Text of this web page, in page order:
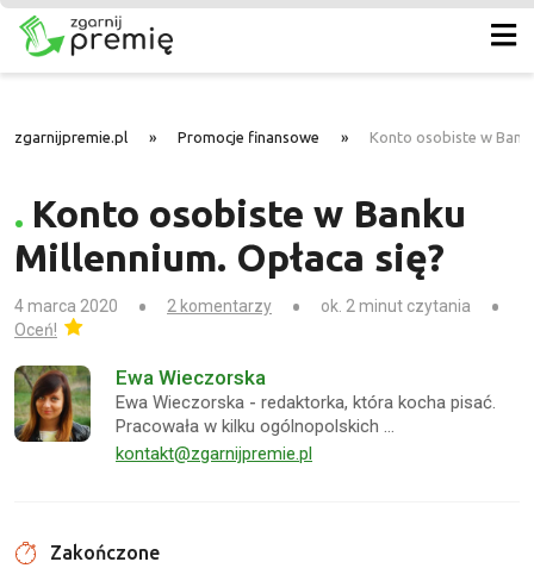
zgarnijpremie.pl » Promocje finansowe » Konto osobiste w
Konto osobiste w Banku
Millennium. Opłaca się?
4 marca 2020 2 komentarzy
ok. 2 minut czytania
Oceń!
Ewa Wieczorska
Ewa Wieczorska - redaktorka, która kocha pisać.
Pracowała w kilku ogólnopolskich …
kontakt@zgarnijpremie.pl
Zakończone